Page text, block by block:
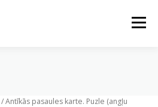
Menu
/Antīkās pasaules karte. Puzle (angļu